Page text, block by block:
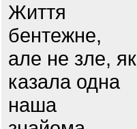
Життя
бентежне,
але не зле, як
казала одна
наша